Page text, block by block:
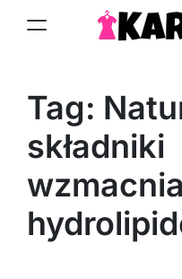
Tag:
składniki